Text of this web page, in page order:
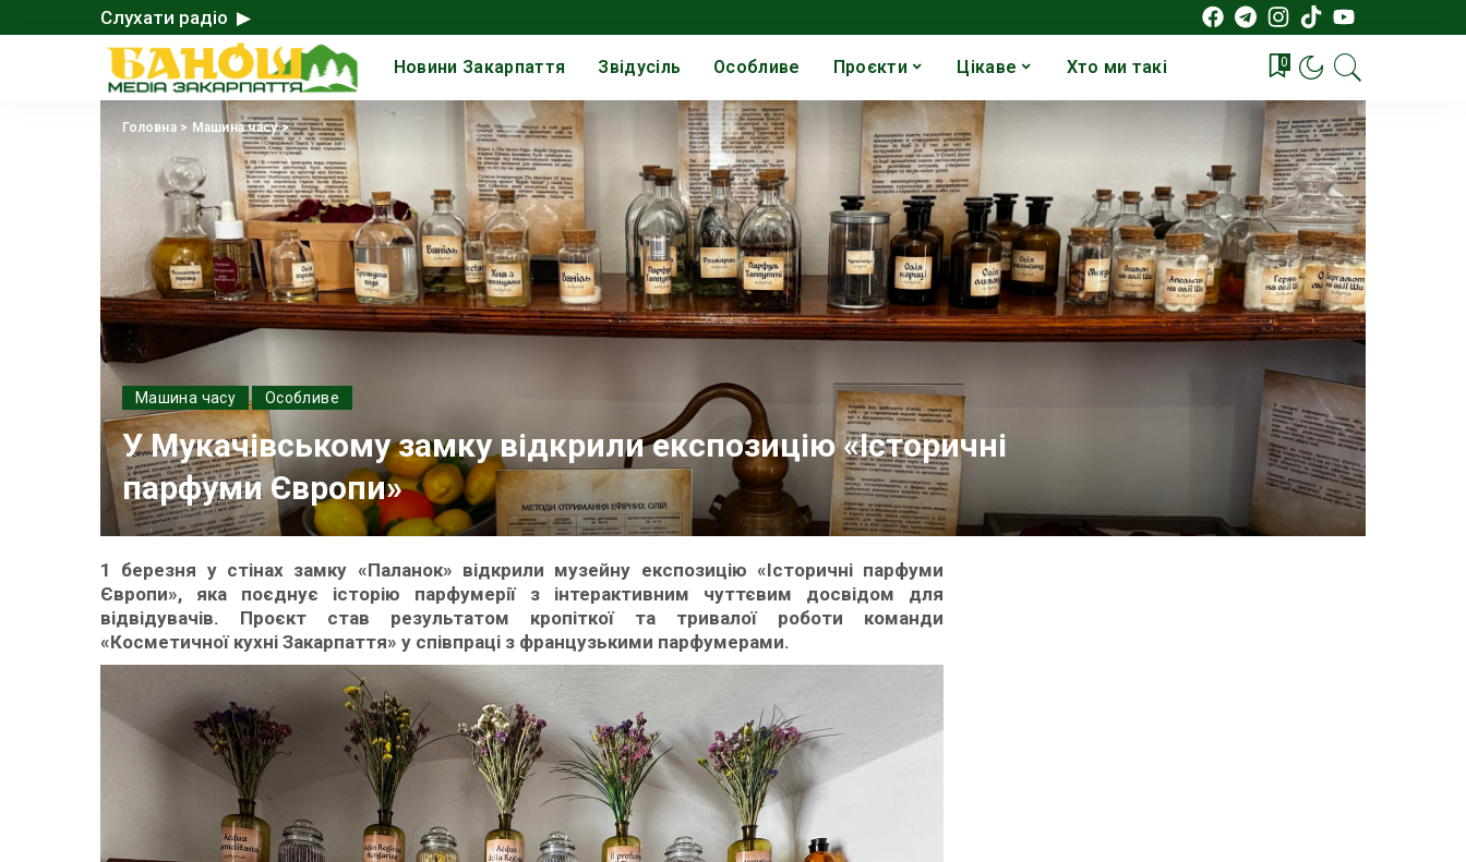
Слухати радіо ▶
Новини Закарпаття Звідусіль Особливе Проєкти Цікаве Хто ми такі 0
Головна> Машина часу>
Машина часу Особливе
У Мукачівському замку відкрили експозицію «Історичні
парфуми Європи»
1 березня у стінах замку «Паланок» відкрили музейну експозицію «Історичні парфуми
Європи», яка поєднує історію парфумерії з інтерактивним чуттєвим досвідом для
відвідувачів. Проєкт став результатом кропіткої та тривалої роботи команди
«Косметичної кухні Закарпаття» у співпраці з французькими парфумерами.